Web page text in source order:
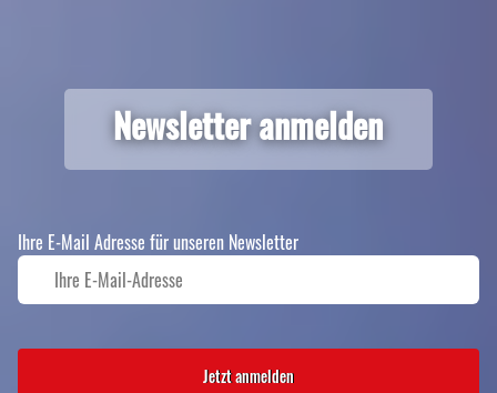
Newsletter anmelden
Ihre E-Mail Adresse für unseren Newsletter
Jetzt anmelden